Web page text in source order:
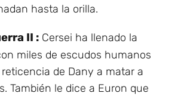
hasta la orilla.
II : Cersei ha llenado la
miles de escudos humanos
de Dany a matar a
También le dice a Euron que